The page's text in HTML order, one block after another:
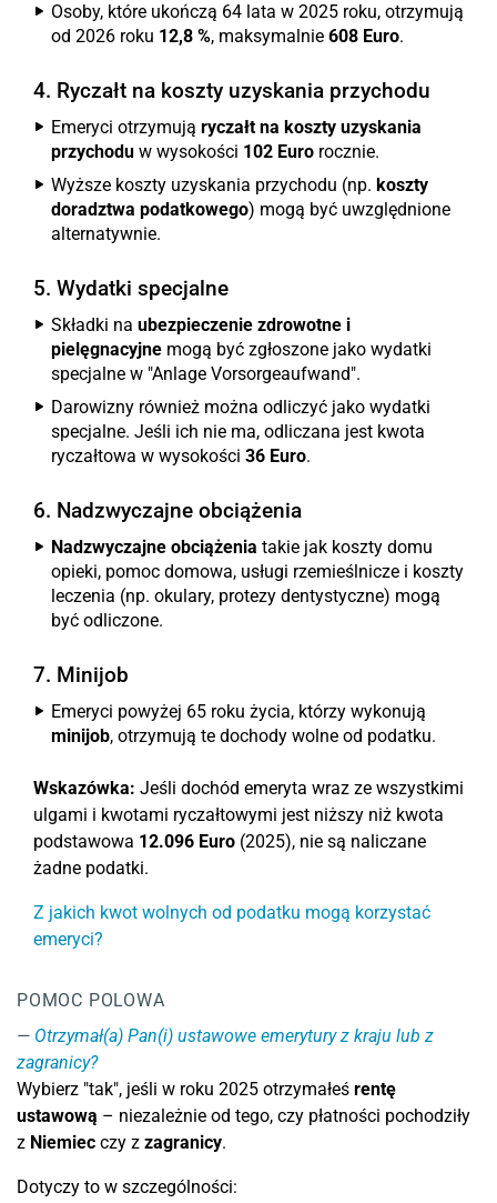
Osoby, które ukończą 64 lata w 2025 roku, otrzymują
od 2026 roku 12,8 %, maksymalnie 608 Euro.
4. Ryczałt na koszty uzyskania przychodu
Emeryci otrzymują ryczałt na koszty uzyskania
przychodu w wysokości 102 Euro rocznie.
Wyższe koszty uzyskania przychodu (np. koszty
doradztwa podatkowego) mogą być uwzględnione
alternatywnie.
5. Wydatki specjalne
Składki na ubezpieczenie zdrowotne i
pielęgnacyjne mogą być zgłoszone jako wydatki
specjalne w "Anlage Vorsorgeaufwand".
Darowizny również można odliczyć jako wydatki
specjalne. Jeśli ich nie ma, odliczana jest kwota
ryczałtowa w wysokości 36 Euro.
6. Nadzwyczajne obciążenia
Nadzwyczajne obciążenia takie jak koszty domu
opieki, pomoc domowa, usługi rzemieślnicze i koszty
leczenia (np. okulary, protezy dentystyczne) mogą
być odliczone.
7. Minijob
Emeryci powyżej 65 roku życia, którzy wykonują
minijob, otrzymują te dochody wolne od podatku.
Wskazówka: Jeśli dochód emeryta wraz ze wszystkimi
ulgami i kwotami ryczałtowymi jest niższy niż kwota
podstawowa 12.096 Euro (2025), nie są naliczane
żadne podatki.
Z jakich kwot wolnych od podatku mogą korzystać
emeryci?
POMOC POLOWA
Otrzymał(a) Pan(i) ustawowe emerytury z kraju lub z
zagranicy?
Wybierz "tak", jeśli w roku 2025 otrzymałeś rentę
ustawową – niezależnie od tego, czy płatności pochodziły
z Niemiec czy z zagranicy.
Dotyczy to w szczególności: